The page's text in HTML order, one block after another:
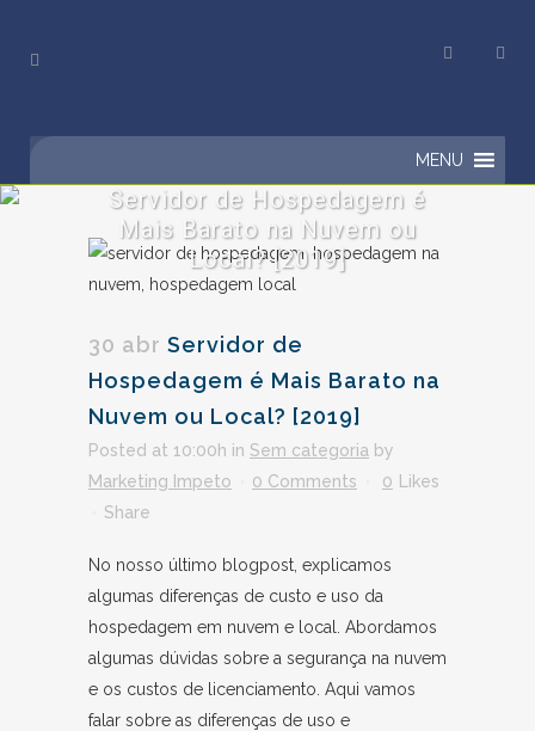
MENU
Servidor de Hospedagem é
Mais Barato na Nuvem ou
Local? [2019]
30 abr Servidor de
Hospedagem é Mais Barato na
Nuvem ou Local? [2019]
Posted at 10:00h in Sem categoria by
Marketing Impeto
0 Comments 0
Likes
Share
No nosso último blogpost, explicamos
algumas diferenças de custo e uso da
hospedagem em nuvem e local. Abordamos
algumas dúvidas sobre a segurança na nuvem
e os custos de licenciamento. Aqui vamos
falar sobre as diferenças de uso e